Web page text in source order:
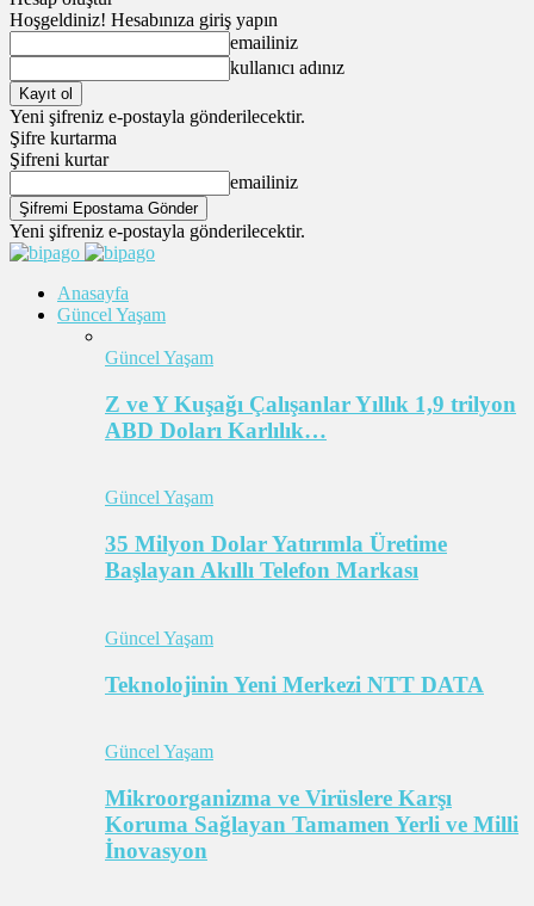
Hoşgeldiniz! Hesabınıza giriş yapın
emailiniz
kullanıcı adınız
Yeni şifreniz e-postayla gönderilecektir.
Şifre kurtarma
Şifreni kurtar
emailiniz
Yeni şifreniz e-postayla gönderilecektir.
Anasayfa
Güncel Yaşam
Güncel Yaşam
Z ve Y Kuşağı Çalışanlar Yıllık 1,9 trilyon
ABD Doları Karlılık…
Güncel Yaşam
35 Milyon Dolar Yatırımla Üretime
Başlayan Akıllı Telefon Markası
Güncel Yaşam
Teknolojinin Yeni Merkezi NTT DATA
Güncel Yaşam
Mikroorganizma ve Virüslere Karşı
Koruma Sağlayan Tamamen Yerli ve Milli
İnovasyon